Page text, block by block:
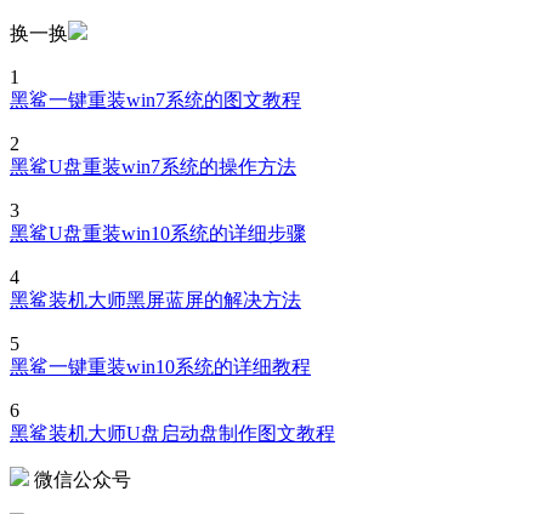
换一换
1
黑鲨一键重装win7系统的图文教程
2
黑鲨U盘重装win7系统的操作方法
3
黑鲨U盘重装win10系统的详细步骤
4
黑鲨装机大师黑屏蓝屏的解决方法
5
黑鲨一键重装win10系统的详细教程
6
黑鲨装机大师U盘启动盘制作图文教程
微信公众号